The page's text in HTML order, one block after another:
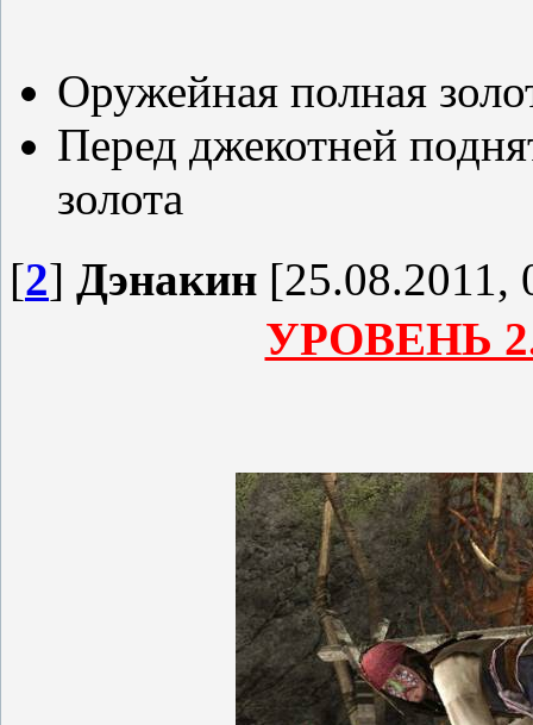
Оружейная полная
Перед джекотней
золота
[2] Дэнакин [25.08.2011,
УРОВЕНЬ